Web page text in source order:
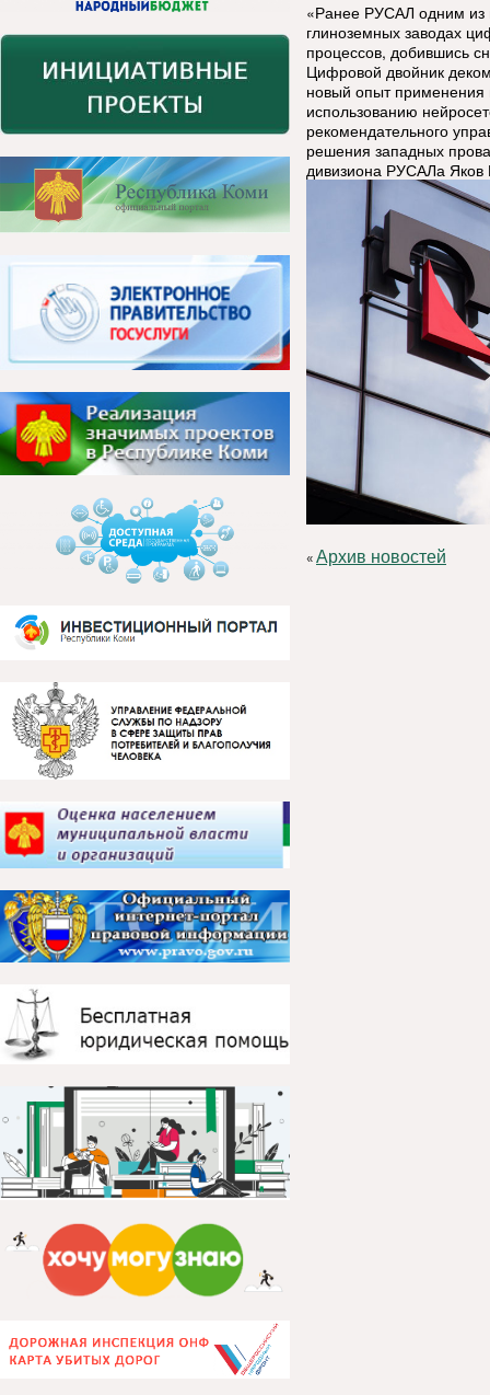
«Ранее РУСАЛ одним из
глиноземных заводах
процессов, добившись
Цифровой двойник
новый опыт применения
использованию
рекомендательного
решения западных
дивизиона РУСАЛа Яков
«Архив новостей